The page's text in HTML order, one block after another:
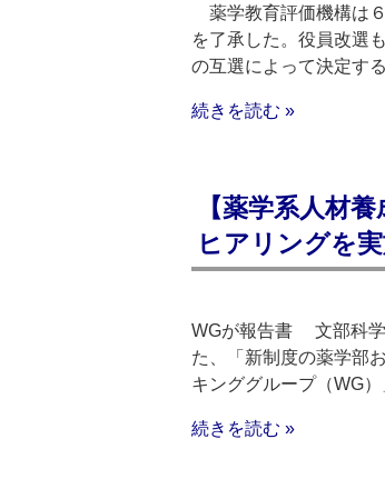
薬学教育評価機構は
を了承した。役員改選
の互選によって決定す
続きを読む »
【薬学系人材
ヒアリングを
WGが報告書 文部科学
た、「新制度の薬学部
キンググループ（WG
続きを読む »